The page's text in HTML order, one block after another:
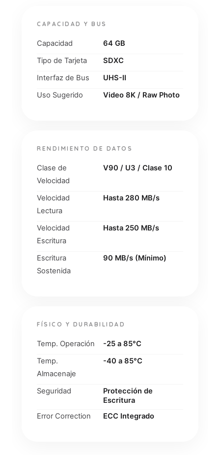
CAPACIDAD Y BUS
Capacidad
64 GB
Tipo de Tarjeta
SDXC
Interfaz de Bus
UHS-II
Uso Sugerido
Video 8K / Raw Photo
RENDIMIENTO DE DATOS
Clase de
Velocidad
V90 / U3 / Clase 10
Velocidad
Lectura
Hasta 280 MB/s
Velocidad
Escritura
Hasta 250 MB/s
Escritura
Sostenida
90 MB/s (Mínimo)
FÍSICO Y DURABILIDAD
Temp. Operación
-25 a 85°C
Temp.
Almacenaje
-40 a 85°C
Seguridad
Protección de
Escritura
Error Correction
ECC Integrado